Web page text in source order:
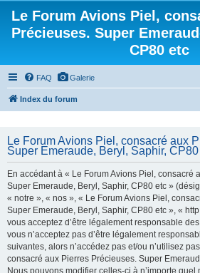
Le Forum Avions Piel,
Précieuses. Super
CP80 etc
FAQ Galerie
Index du forum
Le Forum Avions Piel, consacré aux
Super Emeraude, Beryl, Saphir,
En accédant à « Le Forum Avions Piel, consacré
Super Emeraude, Beryl, Saphir, CP80 etc »
« notre », « nos », « Le Forum Avions Piel,
Super Emeraude, Beryl, Saphir, CP80 etc », «
vous acceptez d’être légalement responsable
vous n’acceptez pas d’être légalement
suivantes, alors n’accédez pas et/ou n’utilisez
consacré aux Pierres Précieuses. Super
Nous pouvons modifier celles-ci à n’importe quel